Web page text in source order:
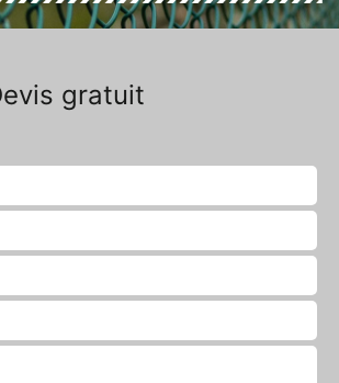
gratuit